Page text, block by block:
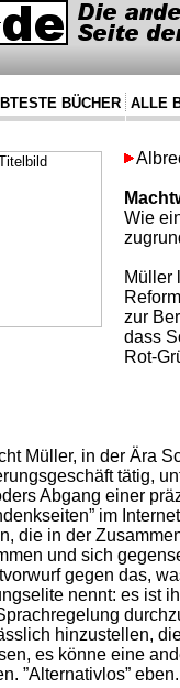
BÜCHER ALLE
Wie
Müller
zur
dass
Rot-
Müller, in der Ära
tätig,
Abgang einer
im
die in der
und sich
gegen das,
nennt: es ist
hinzustellen,
es könne eine
”Alternativlos” eben.